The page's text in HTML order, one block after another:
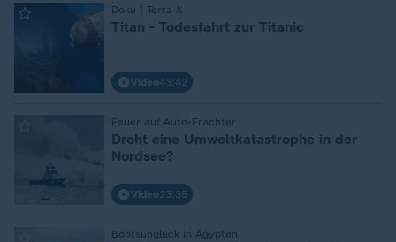
Doku | Terra X
Titan - Todesfahrt zur Titanic
Video43:42
Feuer auf Auto-Frachter
Droht eine Umweltkatastrophe in der
Nordsee?
Video23:35
Bootsunglück in Ägypten